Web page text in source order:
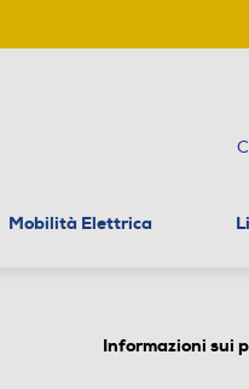
Mobilità Elettrica
Informazioni sui